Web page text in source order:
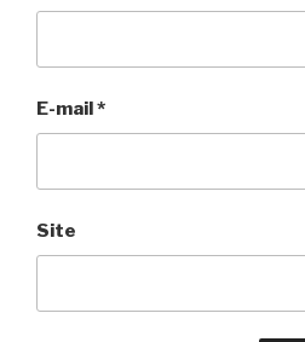
E-mail*
Site